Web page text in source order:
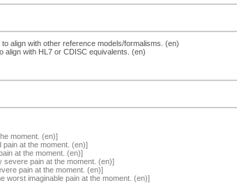
align with other reference models/formalisms. (en)
align with HL7 or CDISC equivalents. (en)
moment. (en)]
pain at the moment. (en)]
at the moment. (en)]
severe pain at the moment. (en)]
pain at the moment. (en)]
worst imaginable pain at the moment. (en)]